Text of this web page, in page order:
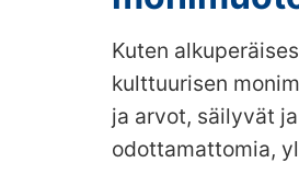
Kuten
kulttuurisen
ja arvot, säilyvät
odottamattomia,